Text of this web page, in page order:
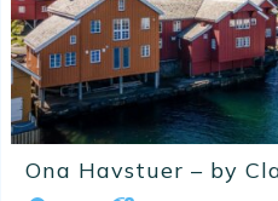
Ona Havstuer – by